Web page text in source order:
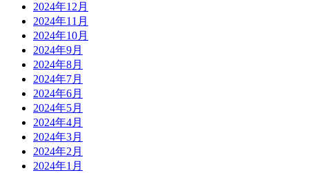
2024年12月
2024年11月
2024年10月
2024年9月
2024年8月
2024年7月
2024年6月
2024年5月
2024年4月
2024年3月
2024年2月
2024年1月